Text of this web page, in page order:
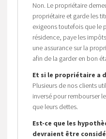
Non. Le propriétaire
propriétaire et garde les
exigeons toutefois que le
résidence, paye les
une assurance sur la
afin de la garder en bon
Et si le propriétaire a
Plusieurs de nos clients
inversé pour rembourser
que leurs dettes.
Est-ce que les
devraient être